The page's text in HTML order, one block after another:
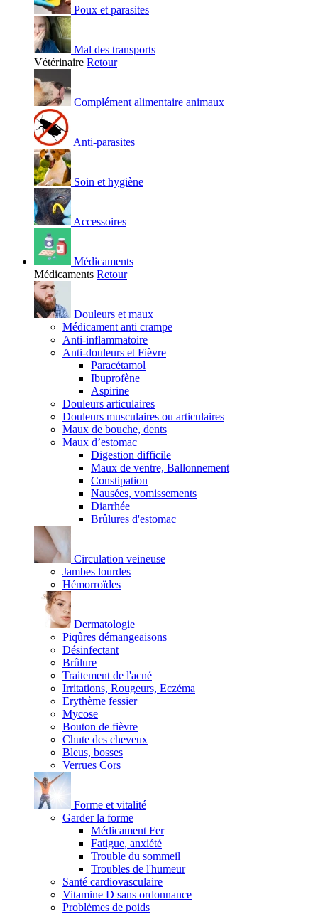
Poux et parasites
Mal des transports
Vétérinaire Retour
Complément alimentaire animaux
Anti-parasites
Soin et hygiène
Accessoires
Médicaments
Médicaments Retour
Douleurs et maux
Médicament anti crampe
Anti-inflammatoire
Anti-douleurs et Fièvre
Paracétamol
Ibuprofène
Aspirine
Douleurs articulaires
Douleurs musculaires ou articulaires
Maux de bouche, dents
Maux d’estomac
Digestion difficile
Maux de ventre, Ballonnement
Constipation
Nausées, vomissements
Diarrhée
Brûlures d'estomac
Circulation veineuse
Jambes lourdes
Hémorroïdes
Dermatologie
Piqûres démangeaisons
Désinfectant
Brûlure
Traitement de l'acné
Irritations, Rougeurs, Eczéma
Erythème fessier
Mycose
Bouton de fièvre
Chute des cheveux
Bleus, bosses
Verrues Cors
Forme et vitalité
Garder la forme
Médicament Fer
Fatigue, anxiété
Trouble du sommeil
Troubles de l'humeur
Santé cardiovasculaire
Vitamine D sans ordonnance
Problèmes de poids